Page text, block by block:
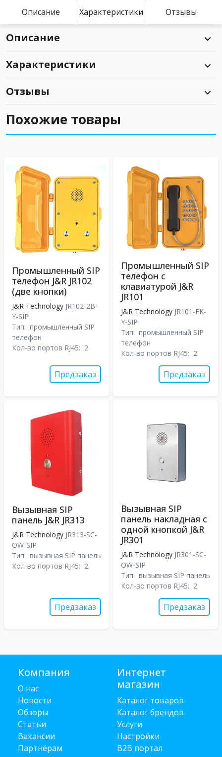
Описание Характеристики Отзывы
Описание
Характеристики
Отзывы
Похожие товары
Промышленный SIP
телефон J&R JR102
(две кнопки)
J&R Technology JR102-2B-
Y-SIP
Тип: промышленный SIP
телефон
Кол-во портов RJ45: 2
Предзаказ
Промышленный SIP
телефон с
клавиатурой J&R
JR101
J&R Technology JR101-FK-
Y-SIP
Тип: промышленный SIP
телефон
Кол-во портов RJ45: 2
Предзаказ
Вызывная SIP
панель J&R JR313
J&R Technology JR313-SC-
OW-SIP
Тип: вызывная SIP панель
Кол-во портов RJ45: 2
Предзаказ
Вызывная SIP
панель накладная с
одной кнопкой J&R
JR301
J&R Technology JR301-SC-
OW-SIP
Тип: вызывная SIP панель
Кол-во портов RJ45: 2
Предзаказ
Компания
О нас
Новости
Обзоры
Статьи
Вакансии
Партнёрам
Интернет
магазин
Каталог товаров
Каталог брендов
Услуги
Настройки
B2B портал